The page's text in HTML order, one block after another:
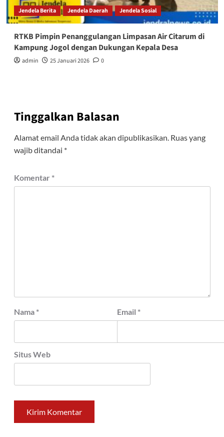
Jendela Berita Jendela Daerah Jendela Sosial
RTKB Pimpin Penanggulangan Limpasan Air Citarum di
Kampung Jogol dengan Dukungan Kepala Desa
admin 25 Januari 2026 0
Tinggalkan Balasan
Alamat email Anda tidak akan dipublikasikan. Ruas yang
wajib ditandai *
Komentar *
Nama * Email *
Situs Web